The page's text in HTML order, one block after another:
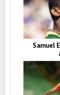
Samuel